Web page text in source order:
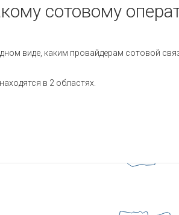
сотовому
виде, каким провайдерам сотовой
в 2 областях.